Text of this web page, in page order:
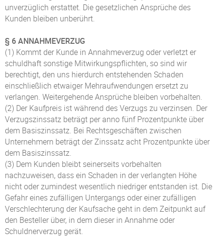
unverzüglich erstattet. Die gesetzlichen Ansprüche des
Kunden bleiben unberührt.
§ 6 ANNAHMEVERZUG
(1) Kommt der Kunde in Annahmeverzug oder verletzt er
schuldhaft sonstige Mitwirkungspflichten, so sind wir
berechtigt, den uns hierdurch entstehenden Schaden
einschließlich etwaiger Mehraufwendungen ersetzt zu
verlangen. Weitergehende Ansprüche bleiben vorbehalten.
(2) Der Kaufpreis ist während des Verzugs zu verzinsen. Der
Verzugszinssatz beträgt per anno fünf Prozentpunkte über
dem Basiszinssatz. Bei Rechtsgeschäften zwischen
Unternehmern beträgt der Zinssatz acht Prozentpunkte über
dem Basiszinssatz.
(3) Dem Kunden bleibt seinerseits vorbehalten
nachzuweisen, dass ein Schaden in der verlangten Höhe
nicht oder zumindest wesentlich niedriger entstanden ist. Die
Gefahr eines zufälligen Untergangs oder einer zufälligen
Verschlechterung der Kaufsache geht in dem Zeitpunkt auf
den Besteller über, in dem dieser in Annahme oder
Schuldnerverzug gerät.